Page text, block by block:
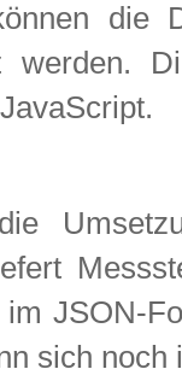
die
werden.
JSON-
sich noch